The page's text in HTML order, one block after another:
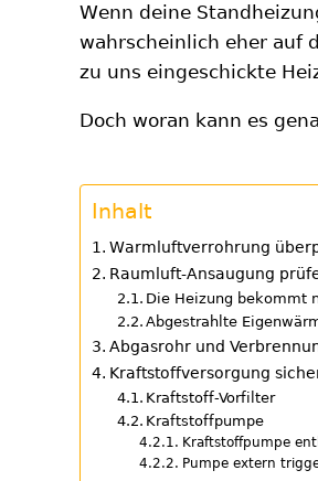
Wenn deine
wahrscheinlich eher auf
zu uns eingeschickte
Doch woran kann es
Inhalt
Warmluftverrohrung
Raumluft-Ansaugung
Die Heizung bekommt
Abgestrahlte
Abgasrohr und
Kraftstoffversorgung
Kraftstoff-Vorfilter
Kraftstoffpumpe
Kraftstoffpumpe
Pumpe extern